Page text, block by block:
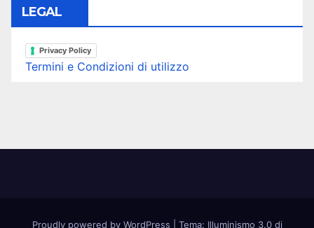
LEGAL
Privacy Policy
Termini e Condizioni di utilizzo
Proudly powered by WordPress Tema: Illuminismo 3.0 di